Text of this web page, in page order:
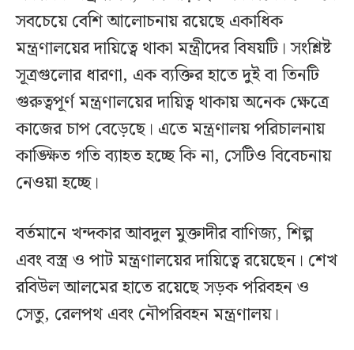
সবচেয়ে বেশি আলোচনায় রয়েছে একাধিক
মন্ত্রণালয়ের দায়িত্বে থাকা মন্ত্রীদের বিষয়টি। সংশ্লিষ্ট
সূত্রগুলোর ধারণা, এক ব্যক্তির হাতে দুই বা তিনটি
গুরুত্বপূর্ণ মন্ত্রণালয়ের দায়িত্ব থাকায় অনেক ক্ষেত্রে
কাজের চাপ বেড়েছে। এতে মন্ত্রণালয় পরিচালনায়
কাঙ্ক্ষিত গতি ব্যাহত হচ্ছে কি না, সেটিও বিবেচনায়
নেওয়া হচ্ছে।
বর্তমানে খন্দকার আবদুল মুক্তাদীর বাণিজ্য, শিল্প
এবং বস্ত্র ও পাট মন্ত্রণালয়ের দায়িত্বে রয়েছেন। শেখ
রবিউল আলমের হাতে রয়েছে সড়ক পরিবহন ও
সেতু, রেলপথ এবং নৌপরিবহন মন্ত্রণালয়।